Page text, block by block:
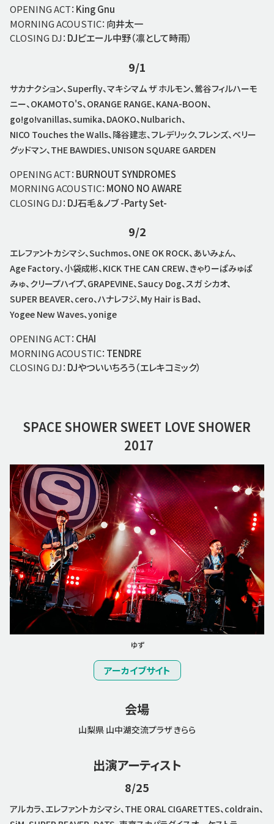
OPENING ACT： King Gnu
MORNING ACOUSTIC： 向井太一
CLOSING DJ： DJピエール中野（凛として時雨）
9/1
サカナクション、Superfly、マキシマム ザ ホルモン、鶯谷フィルハーモ
ニー、OKAMOTO'S、ORANGE RANGE、KANA-BOON、
go!go!vanillas、sumika、DAOKO、Nulbarich、
NICO Touches the Walls、降谷建志、フレデリック、フレンズ、ベリー
グッドマン、THE BAWDIES、UNISON SQUARE GARDEN
OPENING ACT： BURNOUT SYNDROMES
MORNING ACOUSTIC： MONO NO AWARE
CLOSING DJ： DJ石毛＆ノブ -Party Set-
9/2
エレファントカシマシ、Suchmos、ONE OK ROCK、あいみょん、
Age Factory、小袋成彬、KICK THE CAN CREW、きゃりーぱみゅぱ
みゅ、クリープハイプ、GRAPEVINE、Saucy Dog、スガ シカオ、
SUPER BEAVER、cero、ハナレフジ、My Hair is Bad、
Yogee New Waves、yonige
OPENING ACT： CHAI
MORNING ACOUSTIC： TENDRE
CLOSING DJ： DJやついいちろう（エレキコミック）
SPACE SHOWER SWEET LOVE SHOWER
2017
ゆず
アーカイブサイト
会場
山梨県 山中湖交流プラザ きらら
出演アーティスト
8/25
アルカラ、エレファントカシマシ、THE ORAL CIGARETTES、coldrain、